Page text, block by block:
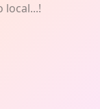
local...!